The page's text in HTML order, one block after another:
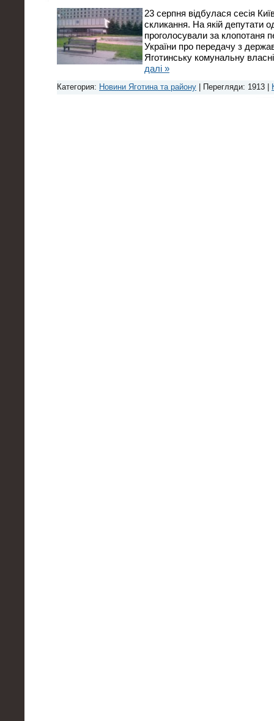
23 серпня відбулася сесія
скликання. На якій депутати
проголосували за клопотаня
України про передачу з
Яготинську комунальну
далі »
Категория: Новини Яготина та району | Перегляди: 1913 |